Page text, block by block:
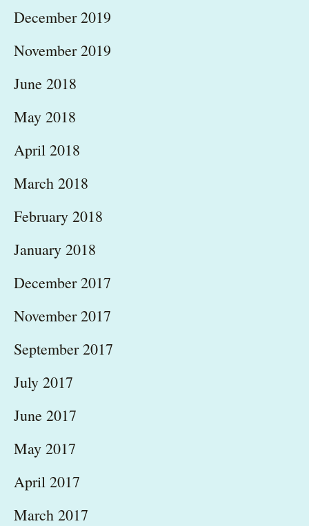
December 2019
November 2019
June 2018
May 2018
April 2018
March 2018
February 2018
January 2018
December 2017
November 2017
September 2017
July 2017
June 2017
May 2017
April 2017
March 2017